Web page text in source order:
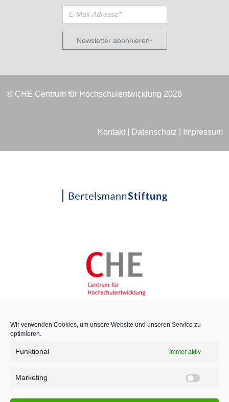
Wir verwenden Cookies, um unsere Website und unseren Service zu
optimieren.
Funktional Immer aktiv
Marketing
Newsletter abonnieren¹
© CHE Centrum für Hochschulentwicklung 2026
Kontakt| Datenschutz Impressum